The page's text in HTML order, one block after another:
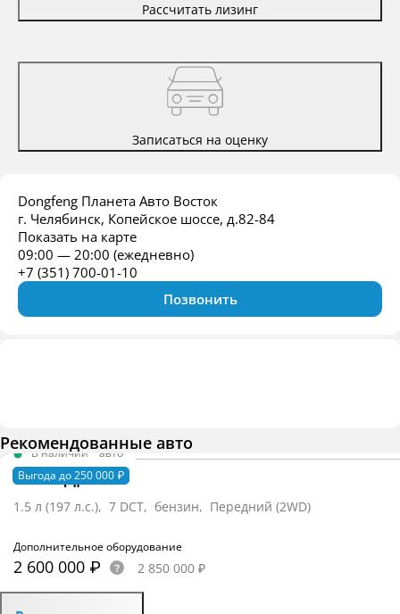
Рассчитать лизинг
Записаться на оценку
Dongfeng Планета Авто Восток
г. Челябинск, Копейское шоссе, д.82-84
Показать на карте
09:00 — 20:00 (ежедневно)
+7 (351) 700-01-10
Позвонить
Рекомендованные авто
Выгода до 250 000 ₽
В наличии·авто
MAGE Драйв
1.5 л (197 л.с.), 7 DCT, бензин, Передний (2WD)
Дополнительное оборудование
2 600 000 ₽ 2 850 000 ₽